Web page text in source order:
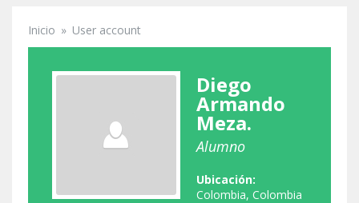
Se encuentra usted aquí
Inicio » User account
Diego
Armando
Meza.
Alumno
Ubicación:
Colombia, Colombia